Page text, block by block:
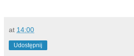
at 14:00
Udostępnij